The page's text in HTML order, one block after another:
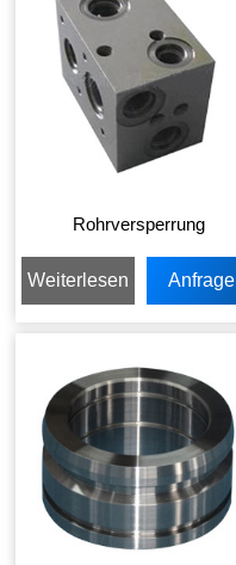
Rohrversperrung
Weiterlesen Anfrage
senden